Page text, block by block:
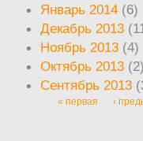
Январь 2014 (6)
Декабрь 2013
Ноябрь 2013 (4)
Октябрь 2013 (2)
Сентябрь 2013
Страницы
« первая ‹